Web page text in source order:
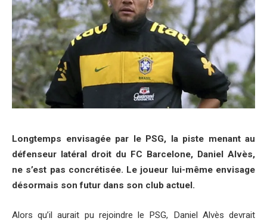
Longtemps envisagée par le PSG, la piste menant au
défenseur latéral droit du FC Barcelone, Daniel Alvès,
ne s’est pas concrétisée. Le joueur lui-même envisage
désormais son futur dans son club actuel.
Alors qu’il aurait pu rejoindre le PSG, Daniel Alvès devrait